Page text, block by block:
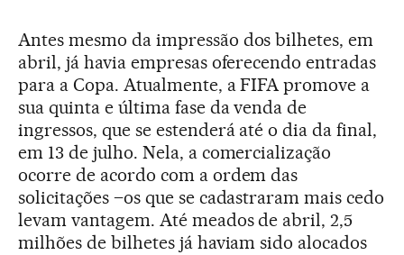
Antes mesmo da impressão dos bilhetes, em
abril, já havia empresas oferecendo entradas
para a Copa. Atualmente, a FIFA promove a
sua quinta e última fase da venda de
ingressos, que se estenderá até o dia da final,
em 13 de julho. Nela, a comercialização
ocorre de acordo com a ordem das
solicitações –os que se cadastraram mais cedo
levam vantagem. Até meados de abril, 2,5
milhões de bilhetes já haviam sido alocados